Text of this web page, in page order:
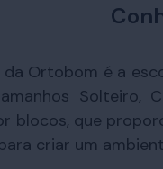
da Ortobom é a
Solteiro,
que
criar um